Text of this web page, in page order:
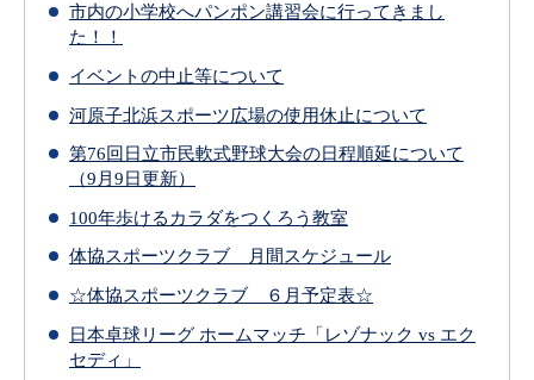
市内の小学校へパンポン講習会に行ってきまし
た！！
イベントの中止等について
河原子北浜スポーツ広場の使用休止について
第76回日立市民軟式野球大会の日程順延について
（9月9日更新）
100年歩けるカラダをつくろう教室
体協スポーツクラブ 月間スケジュール
☆体協スポーツクラブ ６月予定表☆
日本卓球リーグ ホームマッチ「レゾナック vs エク
セディ」